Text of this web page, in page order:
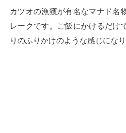
カツオの漁獲が有名なマナド名
レークです。ご飯にかけるだけ
りのふりかけのような感じになり